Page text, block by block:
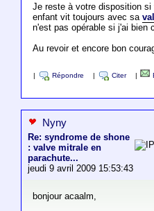
Je reste à votre disposition
enfant vit toujours avec sa
n'est pas opérable si j'ai bien
Au revoir et encore bon
Répondre Citer
Nyny
Re: syndrome de shone
: valve mitrale en
parachute...
jeudi 9 avril 2009 15:53:43
bonjour acaalm,